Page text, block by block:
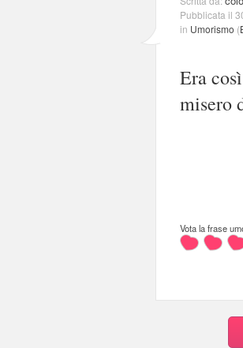
Pubblicata il
in Umorismo (
Era
misero
Vota la frase